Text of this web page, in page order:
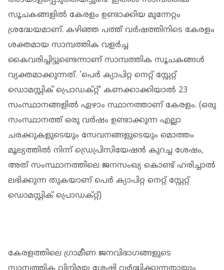
സൂചകങ്ങളിൽ കേരളം ഉണ്ടാക്കിയ മുന്നേറ്റം
ശ്രദ്ധേയമാണ്. കഴിഞ്ഞ പത്ത് വർഷത്തിനിടെ കേരളം
ശക്തമായ സാമ്പത്തിക വളർച്ച
കൈവരിച്ചിട്ടുണ്ടെന്നാണ് സാമ്പത്തിക സൂചകങ്ങൾ
വ്യക്തമാക്കുന്നത്. 'പെർ ക്യാപിറ്റ നെറ്റ് സ്റ്റേറ്റ്
ഡൊമസ്റ്റിക് പ്രൊഡക്റ്റ്' കണക്കാക്കിയാൽ 23
സംസ്ഥാനങ്ങളിൽ ഏഴാം സ്ഥാനത്താണ് കേരളം. (​ഒരു
സംസ്ഥാനത്ത് ഒരു വർഷം ഉണ്ടാക്കുന്ന എല്ലാ
ചരക്കുകളുടെയും സേവനങ്ങളുടെയും മൊത്തം
മൂല്യത്തിൽ നിന്ന് ഡ്രെപ്രിസിയേഷൻ കുറച്ച ശേഷം,
അത് സംസ്ഥാനത്തിലെ ജനസംഖ്യ കൊണ്ട് ഹരിച്ചാൽ
ലഭിക്കുന്ന തുകയാണ് പെർ ക്യാപിറ്റ നെറ്റ് സ്റ്റേറ്റ്
ഡൊമസ്റ്റിക് പ്രൊഡക്റ്റ്)
കേരളത്തിലെ ഗ്രാമീണ ജനവിഭാ​ഗങ്ങളുടെ